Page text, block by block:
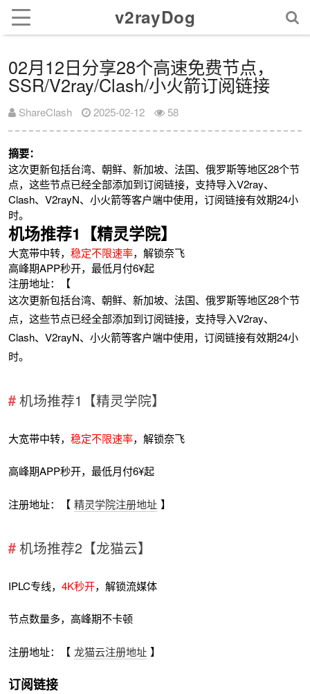
v2rayDog
02月12日分享28个高速免费节点，
SSR/V2ray/Clash/小火箭订阅链接
ShareClash 2025-02-12 58
摘要：
这次更新包括台湾、朝鲜、新加坡、法国、俄罗斯等地区28个节
点，这些节点已经全部添加到订阅链接，支持导入V2ray、
Clash、V2rayN、小火箭等客户端中使用，订阅链接有效期24小
时。
机场推荐1【精灵学院】
大宽带中转，稳定不限速率，解锁奈飞
高峰期APP秒开，最低月付6¥起
注册地址：【
这次更新包括台湾、朝鲜、新加坡、法国、俄罗斯等地区28个节
点，这些节点已经全部添加到订阅链接，支持导入V2ray、
Clash、V2rayN、小火箭等客户端中使用，订阅链接有效期24小
时。
机场推荐1【精灵学院】
大宽带中转，稳定不限速率，解锁奈飞
高峰期APP秒开，最低月付6¥起
注册地址：【 精灵学院注册地址 】
机场推荐2【龙猫云】
IPLC专线，4K秒开，解锁流媒体
节点数量多，高峰期不卡顿
注册地址：【 龙猫云注册地址 】
订阅链接